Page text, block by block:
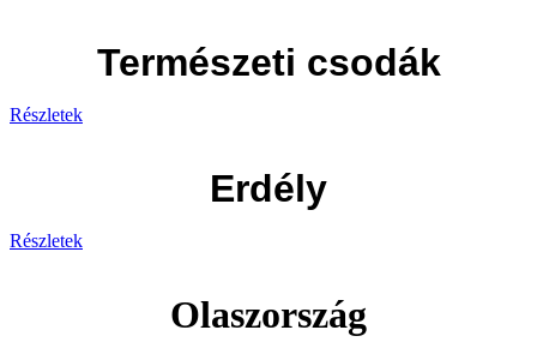
Természeti csodák
Részletek
Erdély
Részletek
Olaszország